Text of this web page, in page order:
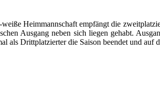
Heimmannschaft empfängt die
Ausgang neben sich liegen gehabt.
als Drittplatzierter die Saison beendet und auf